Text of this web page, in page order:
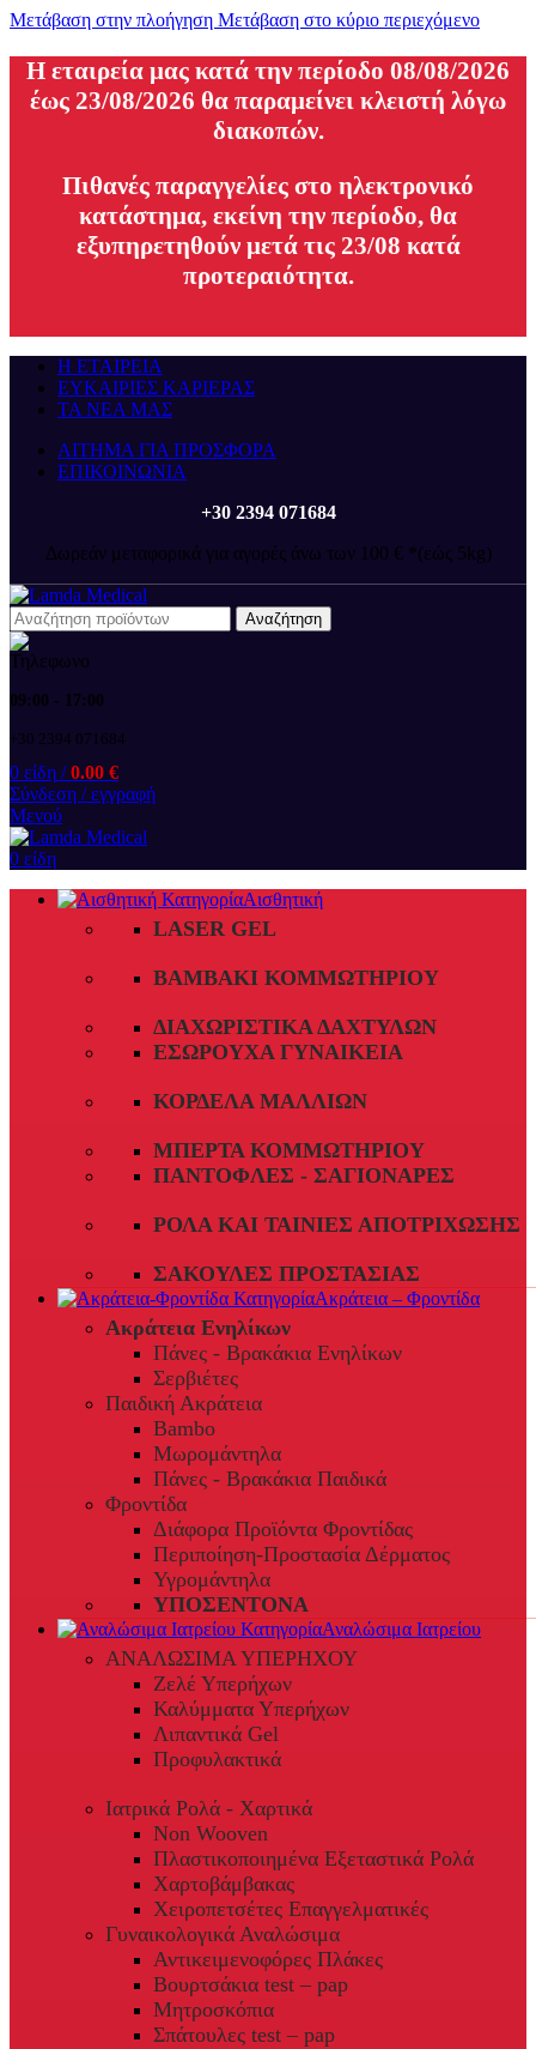
Μετάβαση στην πλοήγηση Μετάβαση στο κύριο περιεχόμενο
H εταιρεία μας κατά την περίοδο 08/08/2026
έως 23/08/2026 θα παραμείνει κλειστή λόγω
διακοπών.
Πιθανές παραγγελίες στο ηλεκτρονικό
κατάστημα, εκείνη την περίοδο, θα
εξυπηρετηθούν μετά τις 23/08 κατά
προτεραιότητα.
Η ΕΤΑΙΡΕΙΑ
ΕΥΚΑΙΡΙΕΣ ΚΑΡΙΕΡΑΣ
ΤΑ ΝΕΑ ΜΑΣ
ΑΙΤΗΜΑ ΓΙΑ ΠΡΟΣΦΟΡΑ
ΕΠΙΚΟΙΝΩΝΙΑ
+30 2394 071684
Δωρεάν μεταφορικά για αγορές άνω των 100 € *(εώς 5kg)
Αναζήτηση
09:00 - 17:00
+30 2394 071684
0 είδη / 0.00 €
Σύνδεση / εγγραφή
Μενού
0 είδη
Αισθητική
LASER GEL
ΒΑΜΒΆΚΙ ΚΟΜΜΩΤΗΡΊΟΥ
ΔΙΑΧΩΡΙΣΤΙΚΆ ΔΑΧΤΎΛΩΝ
ΕΣΏΡΟΥΧΑ ΓΥΝΑΙΚΕΊΑ
ΚΟΡΔΈΛΑ ΜΑΛΛΙΏΝ
ΜΠΈΡΤΑ ΚΟΜΜΩΤΗΡΊΟΥ
ΠΑΝΤΌΦΛΕΣ - ΣΑΓΙΟΝΆΡΕΣ
ΡΟΛΆ ΚΑΙ ΤΑΙΝΊΕΣ ΑΠΟΤΡΊΧΩΣΗΣ
ΣΑΚΟΎΛΕΣ ΠΡΟΣΤΑΣΊΑΣ
Ακράτεια – Φροντίδα
Ακράτεια Ενηλίκων
Πάνες - Βρακάκια Ενηλίκων
Σερβιέτες
Παιδική Ακράτεια
Bambo
Μωρομάντηλα
Πάνες - Βρακάκια Παιδικά
Φροντίδα
Διάφορα Προϊόντα Φροντίδας
Περιποίηση-Προστασία Δέρματος
Υγρομάντηλα
ΥΠΟΣΕΝΤΟΝΑ
Αναλώσιμα Ιατρείου
ΑΝΑΛΩΣΙΜΑ ΥΠΕΡΗΧΟΥ
Ζελέ Υπερήχων
Καλύμματα Υπερήχων
Λιπαντικά Gel
Προφυλακτικά
Ιατρικά Ρολά - Χαρτικά
Non Wooven
Πλαστικοποιημένα Εξεταστικά Ρολά
Χαρτοβάμβακας
Χειροπετσέτες Επαγγελματικές
Γυναικολογικά Αναλώσιμα
Αντικειμενοφόρες Πλάκες
Βουρτσάκια test – pap
Μητροσκόπια
Σπάτουλες test – pap